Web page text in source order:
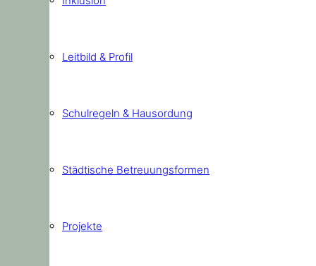
Leitbild & Profil
Schulregeln & Hausordung
Städtische Betreuungsformen
Projekte